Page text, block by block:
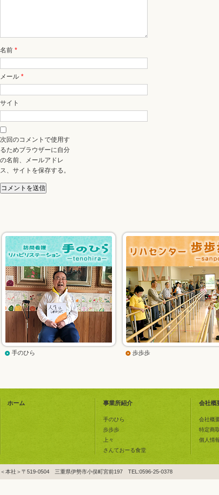
名前 *
メール *
サイト
次回のコメントで使用す
るためブラウザーに自分
の名前、メールアドレ
ス、サイトを保存する。
手のひら 歩歩歩
ホーム 事業所紹介
手のひら
歩歩歩
上々
さんておーる食堂
会社概
会社概
特定商
個人情
＜本社＞〒519-0504 三重県伊勢市小俣町宮前197 TEL:0596-25-0378